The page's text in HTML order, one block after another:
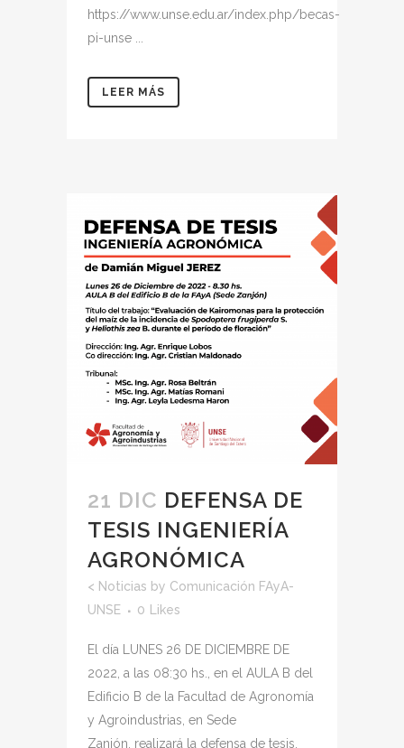
https://www.unse.edu.ar/index.php/becas-
pi-unse ...
LEER MÁS
21 DIC DEFENSA DE
TESIS INGENIERÍA
AGRONÓMICA
< Noticias by Comunicación FAyA-
UNSE
0 Likes
El día LUNES 26 DE DICIEMBRE DE
2022, a las 08:30 hs., en el AULA B del
Edificio B de la Facultad de Agronomía
y Agroindustrias, en Sede
Zanjón, realizará la defensa de tesis,